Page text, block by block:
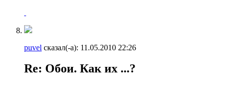
puvel сказал(-а): 11.05.2010 22:26
Re: Обои. Как их ...?